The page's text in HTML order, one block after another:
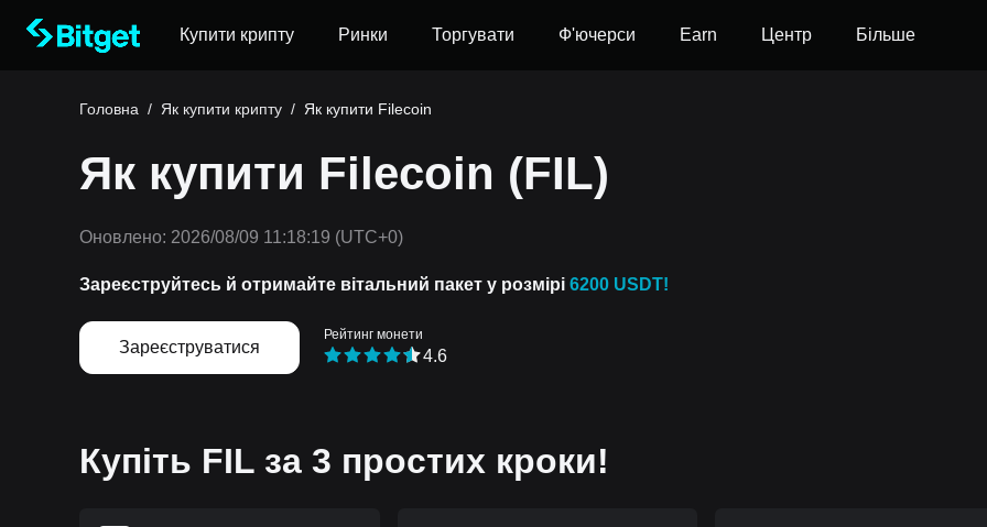
Купити крипту Ринки Торгувати Ф'ючерси Earn Центр Більше
Головна / Як купити крипту / Як купити Filecoin
Як купити Filecoin (FIL)
Оновлено: 2026/08/09 11:18:19 (UTC+0)
Зареєструйтесь й отримайте вітальний пакет у розмірі 6200 USDT!
Зареєструватися
Рейтинг монети
4.6
Купіть FIL за 3 простих кроки!